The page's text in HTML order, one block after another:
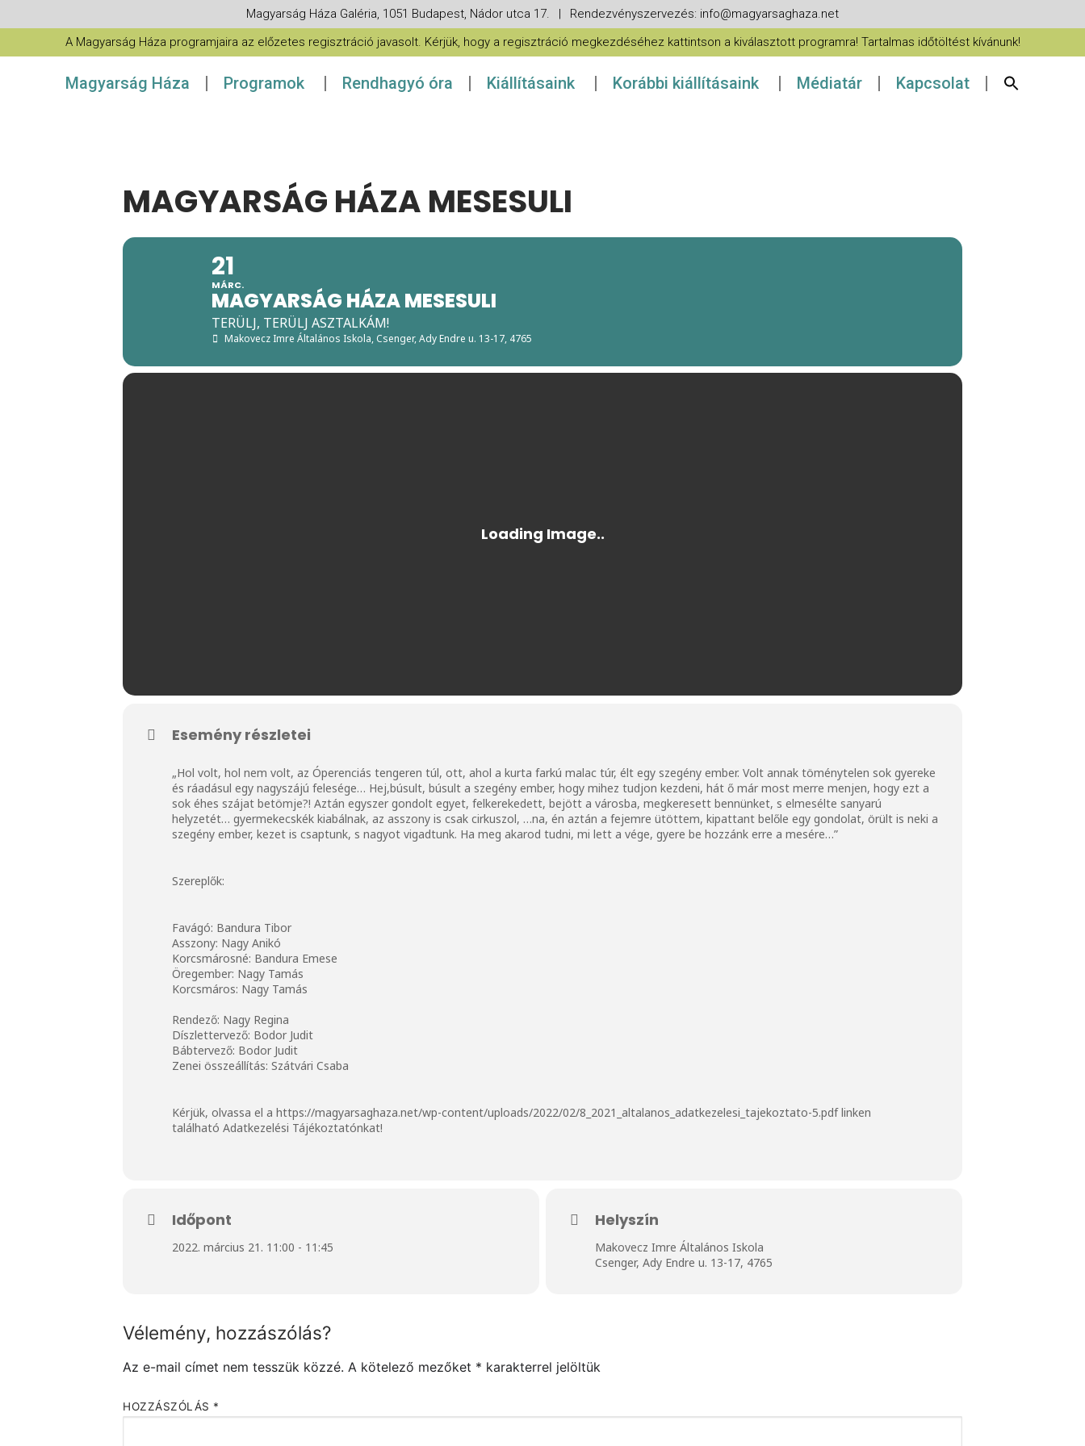
Magyarság Háza Galéria, 1051 Budapest, Nádor utca 17. | Rendezvényszervezés: info@magyarsaghaza.net
A Magyarság Háza programjaira az előzetes regisztráció javasolt. Kérjük, hogy a regisztráció megkezdéséhez kattintson a kiválasztott programra! Tartalmas időtöltést kívánunk!
Magyarság Háza Programok Rendhagyó óra Kiállításaink Korábbi kiállításaink Médiatár Kapcsolat
MAGYARSÁG HÁZA MESESULI
21
MÁRC.
MAGYARSÁG HÁZA MESESULI
TERÜLJ, TERÜLJ ASZTALKÁM!
Makovecz Imre Általános Iskola, Csenger, Ady Endre u. 13-17, 4765
Esemény részletei
„Hol volt, hol nem volt, az Óperenciás tengeren túl, ott, ahol a kurta farkú malac túr, élt egy szegény ember. Volt annak töménytelen sok gyereke
és ráadásul egy nagyszájú felesége… Hej,búsult, búsult a szegény ember, hogy mihez tudjon kezdeni, hát ő már most merre menjen, hogy ezt a
sok éhes szájat betömje?! Aztán egyszer gondolt egyet, felkerekedett, bejött a városba, megkeresett bennünket, s elmesélte sanyarú
helyzetét… gyermekecskék kiabálnak, az asszony is csak cirkuszol, …na, én aztán a fejemre ütöttem, kipattant belőle egy gondolat, örült is neki a
szegény ember, kezet is csaptunk, s nagyot vigadtunk. Ha meg akarod tudni, mi lett a vége, gyere be hozzánk erre a mesére…”
Szereplők:
Favágó: Bandura Tibor
Asszony: Nagy Anikó
Korcsmárosné: Bandura Emese
Öregember: Nagy Tamás
Korcsmáros: Nagy Tamás
Rendező: Nagy Regina
Díszlettervező: Bodor Judit
Bábtervező: Bodor Judit
Zenei összeállítás: Szátvári Csaba
Kérjük, olvassa el a https://magyarsaghaza.net/wp-content/uploads/2022/02/8_2021_altalanos_adatkezelesi_tajekoztato-5.pdflinken
található Adatkezelési Tájékoztatónkat!
Időpont
2022. március 21. 11:00 - 11:45
Helyszín
Makovecz Imre Általános Iskola
Csenger, Ady Endre u. 13-17, 4765
Vélemény, hozzászólás?
Az e-mail címet nem tesszük közzé. A kötelező mezőket * karakterrel jelöltük
HOZZÁSZÓLÁS *